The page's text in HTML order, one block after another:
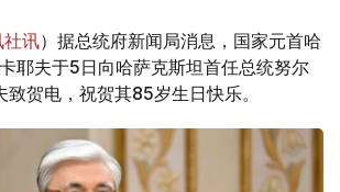
社讯）据总统府新闻局消息，国家元首哈
耶夫于5日向哈萨克斯坦首任总统努尔
致贺电，祝贺其85岁生日快乐。